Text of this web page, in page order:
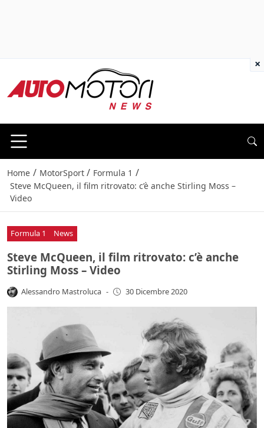
Home / MotorSport / Formula 1 /
Steve McQueen, il film ritrovato: c’è anche Stirling Moss –
Video
Formula 1 News
Steve McQueen, il film ritrovato: c’è anche
Stirling Moss – Video
Alessandro Mastroluca - 30 Dicembre 2020
×